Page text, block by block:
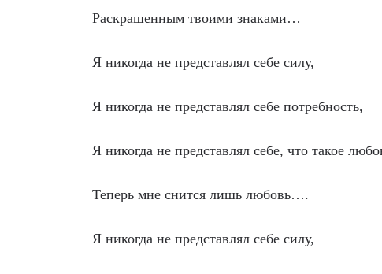
Раскрашенным твоими знаками…
Я никогда не представлял себе силу,
Я никогда не представлял себе потребность,
Я никогда не представлял себе, что такое
Теперь мне снится лишь любовь….
Я никогда не представлял себе силу,